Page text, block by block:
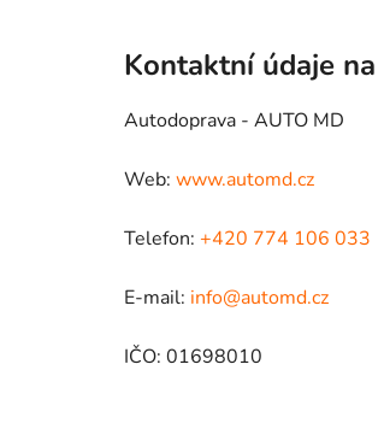
Kontaktní údaje
Autodoprava - AUTO MD
Web: www.automd.cz
Telefon: +420 774 106 033
E-mail: info@automd.cz
IČO: 01698010